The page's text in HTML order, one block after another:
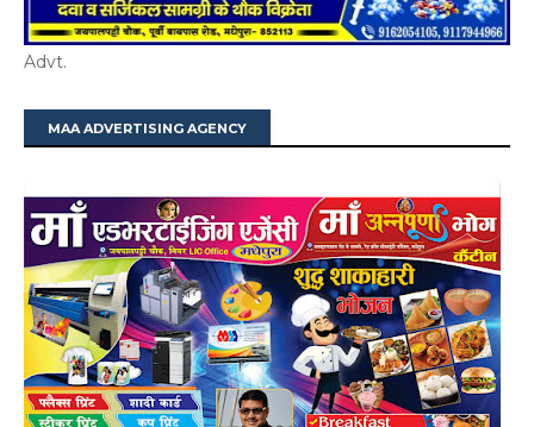
Advt.
MAA ADVERTISING AGENCY